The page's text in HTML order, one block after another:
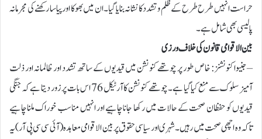
حراست انہیں طرح طرح کے ظلم وتشدد کا نشانہ بنایا گیا۔ ان میں بھوکا اور پیاسا رکھنے کی مجرمانہ
پالیسی بھی شامل ہے۔
بین الاقوامی قانون کی خلاف ورزی
– جنیوا کنونشنز: خاص طور پر چوتھے کنونشن میں قیدیوں کے ساتھ تشدد اور ظالمانہ اور ذلت
آمیز سلوک سے منع کیا گیا ہے۔ چوتھے کنونشن کا آرٹیکل 76 اس بات پر زور دیتا ہے کہ جنگی
قیدیوں کو حفظان صحت کے حالات میں رکھا جانا چاہیے اور انہیں مناسب خوراک ملنا چاہیے
تاکہ وہ اچھی صحت میں رہیں۔ شہری اور سیاسی حقوق پر بین الاقوامی معاہدہ (آئی سی سی پی آر) یہ